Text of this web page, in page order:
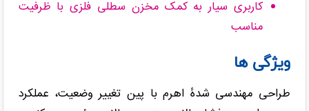
کاربری سیار به کمک مخزن سطلی فلزی با ظرفیت
مناسب
ویژگی ها
طراحی مهندسی شدهٔ اهرم با پین تغییر وضعیت، عملکرد